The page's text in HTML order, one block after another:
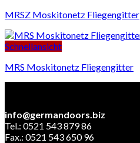
MRSZ Moskitonetz Fliegengitter
Schnellansicht
MRS Moskitonetz Fliegengitter
info@germandoors.biz
Tel.: 0521 543 879 86
Fax.: 0521 543 650 96